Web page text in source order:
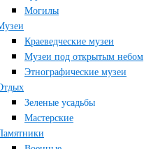
Могилы
Краеведческие музеи
Музеи под открытым небом
Этнографические музеи
Зеленые усадьбы
Мастерские